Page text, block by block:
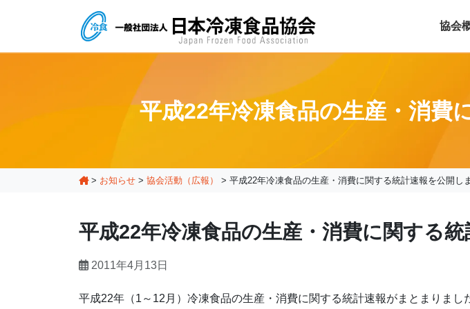
協会
平成22年冷凍食品の生産・消費
> お知らせ > 協会活動（広報） > 平成22年冷凍食品の生産・消費に関する統計速報を公開し
平成22年冷凍食品の生産・消費に関する
2011年4月13日
平成22年（1～12月）冷凍食品の生産・消費に関する統計速報がまとまりまし